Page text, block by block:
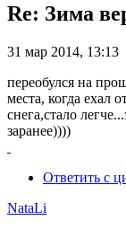
Re: Зима
31 мар 2014, 13:13
переобулся на
места, когда ехал
снега,стало
заранее))))
Ответить с
NataLi